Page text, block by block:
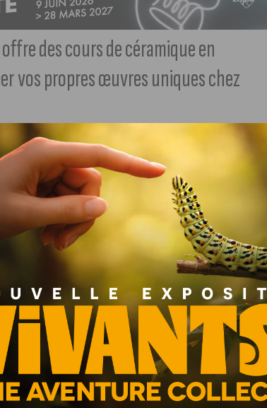
des cours de céramique en
vos propres œuvres uniques chez
techniques ? J’aime Dijon vous offre l’occasion
chez Studio M, un atelier dijonnais créatif
50 € (2h30)